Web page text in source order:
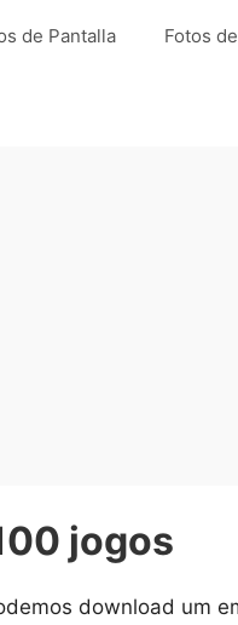
de Pantalla Fotos
jogos
download um